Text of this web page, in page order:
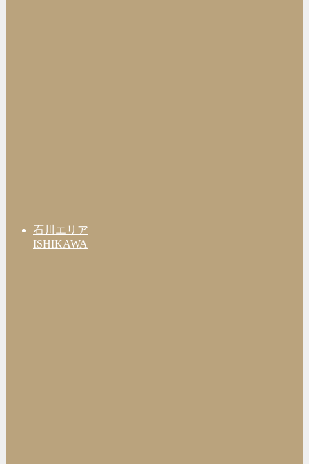
石川エリア
ISHIKAWA